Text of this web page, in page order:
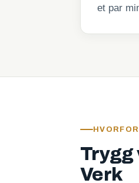
et par
Trygg
Verk